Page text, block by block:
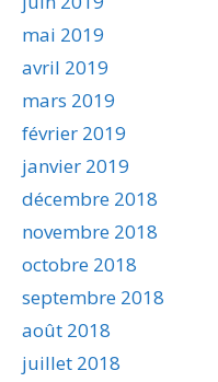
mai 2019
avril 2019
mars 2019
février 2019
janvier 2019
décembre 2018
novembre 2018
octobre 2018
septembre 2018
août 2018
juillet 2018